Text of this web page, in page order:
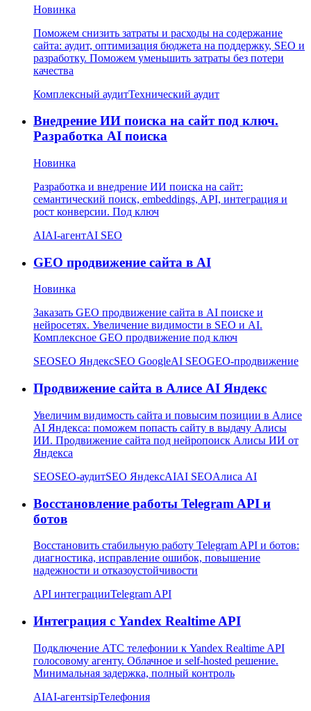
Новинка
Поможем снизить затраты и расходы на содержание
сайта: аудит, оптимизация бюджета на поддержку, SEO и
разработку. Поможем уменьшить затраты без потери
качества
Комплексный аудитТехнический аудит
Внедрение ИИ поиска на сайт под ключ.
Разработка AI поиска
Новинка
Разработка и внедрение ИИ поиска на сайт:
семантический поиск, embeddings, API, интеграция и
рост конверсии. Под ключ
AIAI-агентAI SEO
GEO продвижение сайта в AI
Новинка
Заказать GEO продвижение сайта в AI поиске и
нейросетях. Увеличение видимости в SEO и AI.
Комплексное GEO продвижение под ключ
SEOSEO ЯндексSEO GoogleAI SEOGEO-продвижение
Продвижение сайта в Алисе AI Яндекс
Увеличим видимость сайта и повысим позиции в Алисе
AI Яндекса: поможем попасть сайту в выдачу Алисы
ИИ. Продвижение сайта под нейропоиск Алисы ИИ от
Яндекса
SEOSEO-аудитSEO ЯндексAIAI SEOАлиса AI
Восстановление работы Telegram API и
ботов
Восстановить стабильную работу Telegram API и ботов:
диагностика, исправление ошибок, повышение
надежности и отказоустойчивости
API интеграцииTelegram API
Интеграция с Yandex Realtime API
Подключение АТС телефонии к Yandex Realtime API
голосовому агенту. Облачное и self-hosted решение.
Минимальная задержка, полный контроль
AIAI-агентsipТелефония